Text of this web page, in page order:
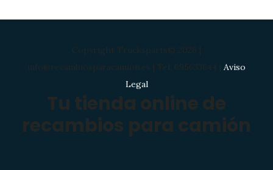
Copyright Trucksparts© 2026 |
info@recambiosparacamion.es | Tel: 695633644 | Aviso
Legal
Tu tienda online de
recambios para camión